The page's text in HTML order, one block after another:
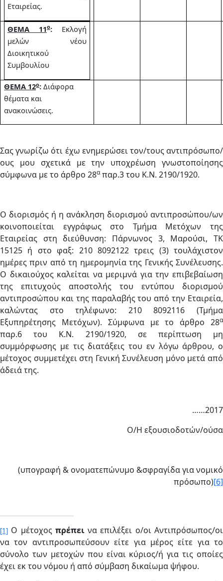
Εταιρείας.
ΘΕΜΑ 11ο: Εκλογή
μελών νέου
Διοικητικού
Συμβουλίου
ΘΕΜΑ 12ο:Διάφορα
θέματα και
ανακοινώσεις.
Σας γνωρίζω ότι έχω ενημερώσει τον/τους αντιπρόσωπο/
ους μου σχετικά με την υποχρέωση γνωστοποίησης
σύμφωνα με το άρθρο 28απαρ.3 του Κ.Ν. 2190/1920.
Ο διορισμός ή η ανάκληση διορισμού αντιπροσώπου/ων
κοινοποιείται εγγράφως στο Τμήμα Μετόχων της
Εταιρείας στη διεύθυνση: Πάρνωνος 3, Μαρούσι, ΤΚ
15125 ή στο φαξ: 210 8092122 τρεις (3) τουλάχιστον
ημέρες πριν από τη ημερομηνία της Γενικής Συνέλευσης.
Ο δικαιούχος καλείται να μεριμνά για την επιβεβαίωση
της επιτυχούς αποστολής του εντύπου διορισμού
αντιπροσώπου και της παραλαβής του από την Εταιρεία,
καλώντας στο τηλέφωνο: 210 8092116 (Τμήμα
Εξυπηρέτησης Μετόχων). Σύμφωνα με το άρθρο 28α
παρ.6 του Κ.Ν. 2190/1920, σε περίπτωση μη
συμμόρφωσης με τις διατάξεις του εν λόγω άρθρου, ο
μέτοχος συμμετέχει στη Γενική Συνέλευση μόνο μετά από
άδειά της.
……2017
Ο/Η εξουσιοδοτών/ούσα
(υπογραφή & ονοματεπώνυμο &σφραγίδα για νομικό
πρόσωπο)[6]
[1] Ο μέτοχος πρέπεινα επιλέξει ο/οι Αντιπρόσωπος/οι
να τον αντιπροσωπεύσουν είτε για μέρος είτε για το
σύνολο των μετοχών που είναι κύριος/ή για τις οποίες
έχει εκ του νόμου ή από σύμβαση δικαίωμα ψήφου.